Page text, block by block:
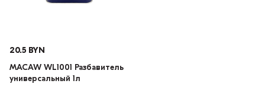
20.5 BYN
MACAW WL1001 Разбавитель
универсальный 1л